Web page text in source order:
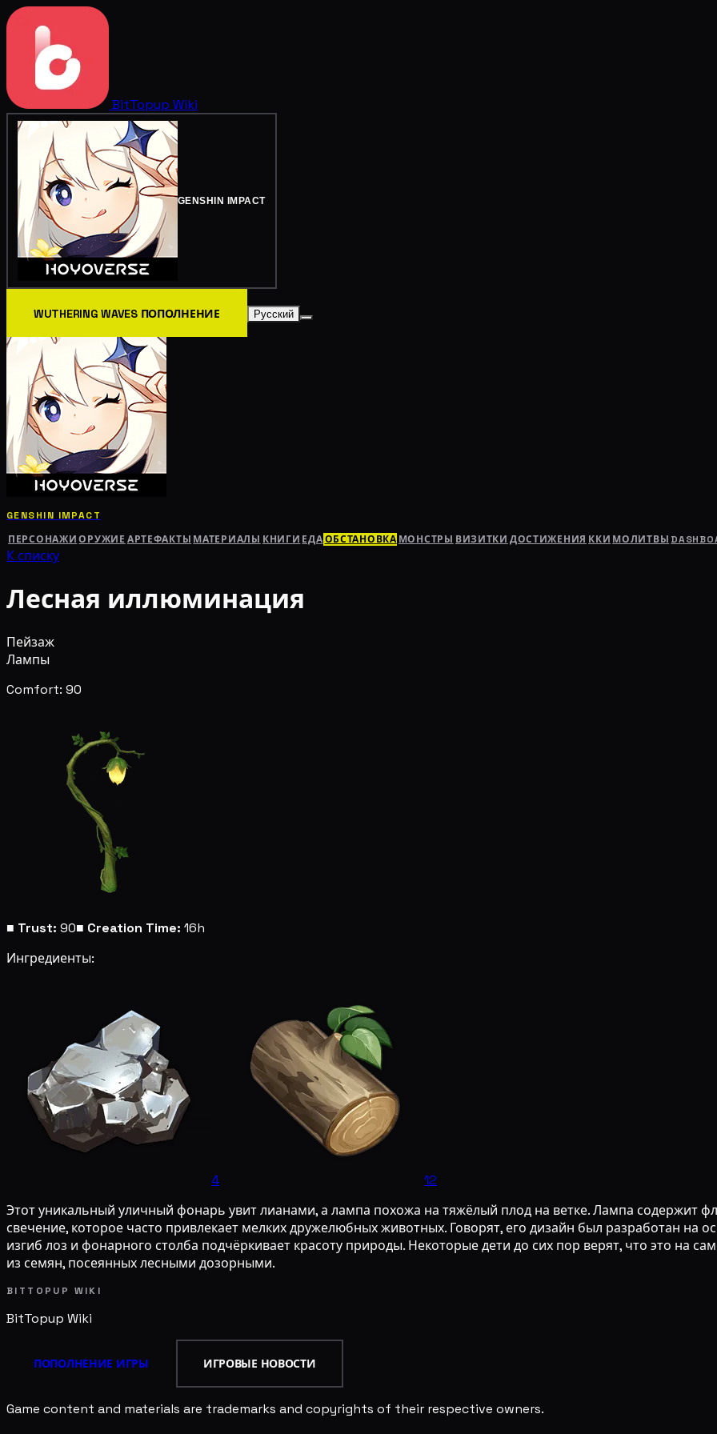
BitTopup Wiki
GENSHIN IMPACT
WUTHERING WAVES ПОПОЛНЕНИЕ Русский
GENSHIN IMPACT
ПЕРСОНАЖИ ОРУЖИЕ АРТЕФАКТЫ МАТЕРИАЛЫ КНИГИ ЕДАОБСТАНОВКА МОНСТРЫ ВИЗИТКИ ДОСТИЖЕНИЯ ККИ МОЛИТВЫ
К списку
Лесная иллюминация
Пейзаж
Лампы
Comfort: 90
■ Trust: 90■ Creation Time: 16h
Ингредиенты:
4
12
Этот уникальный уличный фонарь увит лианами, а лампа похожа на тяжёлый плод на ветке. Лампа содержит
свечение, которое часто привлекает мелких дружелюбных животных. Говорят, его дизайн был разработан на
изгиб лоз и фонарного столба подчёркивает красоту природы. Некоторые дети до сих пор верят, что это на
из семян, посеянных лесными дозорными.
BITTOPUP WIKI
BitTopup Wiki
ПОПОЛНЕНИЕ ИГРЫ ИГРОВЫЕ НОВОСТИ
Game content and materials are trademarks and copyrights of their respective owners.